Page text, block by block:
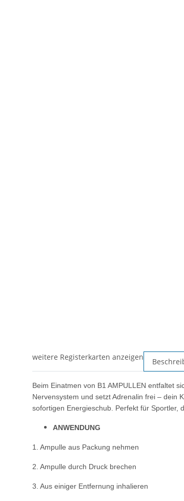
weitere Registerkarten anzeigen
Beim Einatmen von B1 AMPULLEN entfaltet
Nervensystem und setzt Adrenalin frei – dein
sofortigen Energieschub. Perfekt für Sportler,
ANWENDUNG
1. Ampulle aus Packung nehmen
2. Ampulle durch Druck brechen
3. Aus einiger Entfernung inhalieren